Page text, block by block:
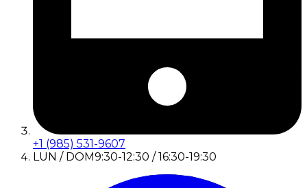
+1 (985) 531-9607
LUN / DOM9:30-12:30 / 16:30-19:30